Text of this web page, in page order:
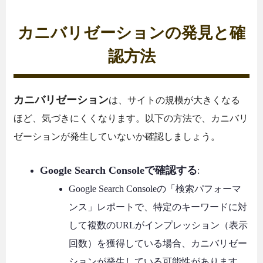
カニバリゼーションの発見と確
認方法
カニバリゼーションは、サイトの規模が大きくなる
ほど、気づきにくくなります。以下の方法で、カニバリ
ゼーションが発生していないか確認しましょう。
Google Search Consoleで確認する:
Google Search Consoleの「検索パフォーマ
ンス」レポートで、特定のキーワードに対
して複数のURLがインプレッション（表示
回数）を獲得している場合、カニバリゼー